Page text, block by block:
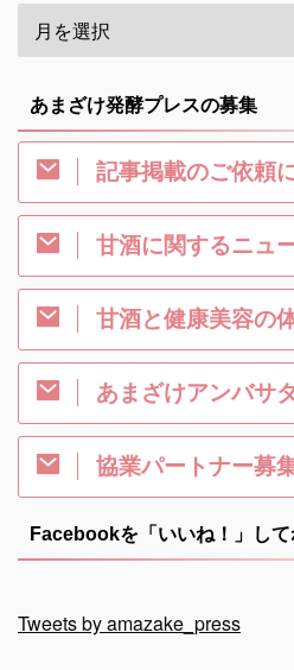
あまざけ発酵プレスの募集
記事掲載のご依頼
甘酒に関するニュ
甘酒と健康美容の
あまざけアンバサ
協業パートナー募
Facebookを「いいね！」して
Tweets by amazake_press